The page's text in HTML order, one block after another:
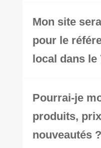
Mon site
pour le
local dans le
Pourrai-je
produits,
nouveautés ?